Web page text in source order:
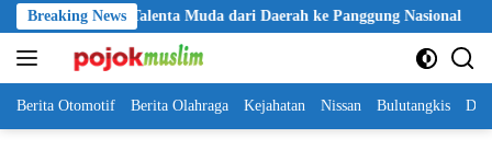
Skip
to
content
Breaking News
Jalan Talenta Muda dari Daerah ke Panggung Nasional
Berita Otomotif Berita Olahraga Kejahatan Nissan Bulutangkis